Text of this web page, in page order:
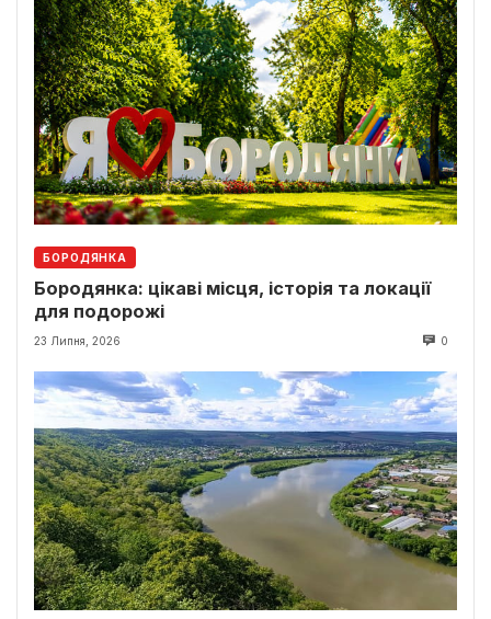
БОРОДЯНКА
Бородянка: цікаві місця, історія та локації
для подорожі
23 Липня, 2026 0